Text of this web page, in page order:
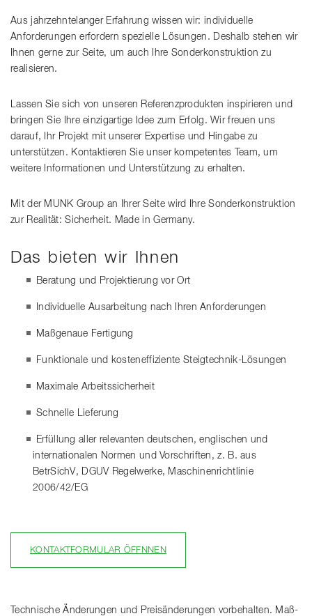
Aus jahrzehntelanger Erfahrung wissen wir: individuelle
Anforderungen erfordern spezielle Lösungen. Deshalb stehen wir
Ihnen gerne zur Seite, um auch Ihre Sonderkonstruktion zu
realisieren.
Lassen Sie sich von unseren Referenzprodukten inspirieren und
bringen Sie Ihre einzigartige Idee zum Erfolg. Wir freuen uns
darauf, Ihr Projekt mit unserer Expertise und Hingabe zu
unterstützen. Kontaktieren Sie unser kompetentes Team, um
weitere Informationen und Unterstützung zu erhalten.
Mit der MUNK Group an Ihrer Seite wird Ihre Sonderkonstruktion
zur Realität: Sicherheit. Made in Germany.
Das bieten wir Ihnen
Beratung und Projektierung vor Ort
Individuelle Ausarbeitung nach Ihren Anforderungen
Maßgenaue Fertigung
Funktionale und kosteneffiziente Steigtechnik-Lösungen
Maximale Arbeitssicherheit
Schnelle Lieferung
Erfüllung aller relevanten deutschen, englischen und
internationalen Normen und Vorschriften, z. B. aus
BetrSichV, DGUV Regelwerke, Maschinenrichtlinie
2006/42/EG
KONTAKTFORMULAR ÖFFNNEN
Technische Änderungen und Preisänderungen vorbehalten. Maß-